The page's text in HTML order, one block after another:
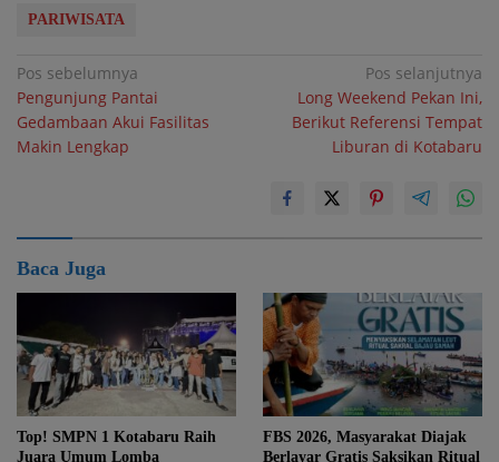
PARIWISATA
Navigasi
pos
Pos sebelumnya
Pengunjung Pantai
Gedambaan Akui Fasilitas
Makin Lengkap
Pos selanjutnya
Long Weekend Pekan Ini,
Berikut Referensi Tempat
Liburan di Kotabaru
Baca Juga
Top! SMPN 1 Kotabaru Raih
Juara Umum Lomba
FBS 2026, Masyarakat Diajak
Berlayar Gratis Saksikan Ritual